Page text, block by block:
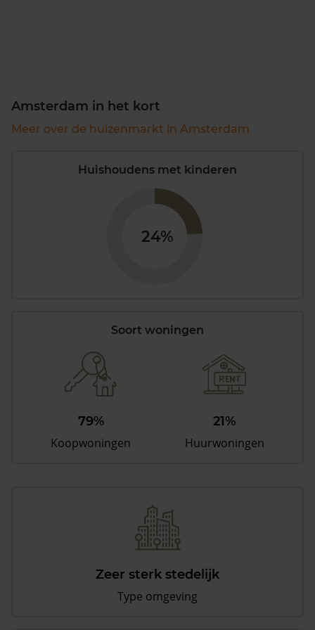
Amsterdam in het kort
Meer over de huizenmarkt in Amsterdam
Huishoudens met kinderen
24%
Soort woningen
79%
Koopwoningen
21%
Huurwoningen
Zeer sterk stedelijk
Type omgeving